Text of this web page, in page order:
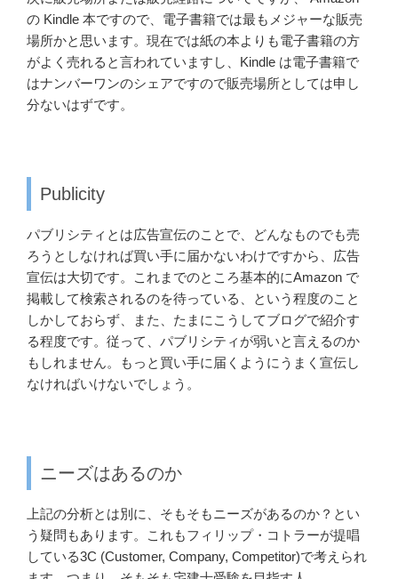
の Kindle 本ですので、電子書籍では最もメジャーな販売
場所かと思います。現在では紙の本よりも電子書籍の方
がよく売れると言われていますし、Kindle は電子書籍で
はナンバーワンのシェアですので販売場所としては申し
分ないはずです。
Publicity
パブリシティとは広告宣伝のことで、どんなものでも売
ろうとしなければ買い手に届かないわけですから、広告
宣伝は大切です。これまでのところ基本的にAmazon で
掲載して検索されるのを待っている、という程度のこと
しかしておらず、また、たまにこうしてブログで紹介す
る程度です。従って、パブリシティが弱いと言えるのか
もしれません。もっと買い手に届くようにうまく宣伝し
なければいけないでしょう。
ニーズはあるのか
上記の分析とは別に、そもそもニーズがあるのか？とい
う疑問もあります。これもフィリップ・コトラーが提唱
している3C (Customer, Company, Competitor)で考えられ